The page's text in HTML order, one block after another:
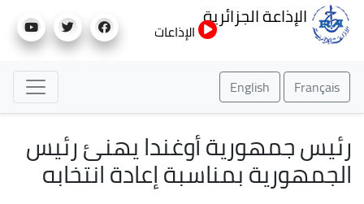
إلى
الإذاعة الجزائرية
الإذاعات
Français
English
رئيس جمهورية أوغندا يهنئ رئيس
الجمهورية بمناسبة إعادة انتخابه